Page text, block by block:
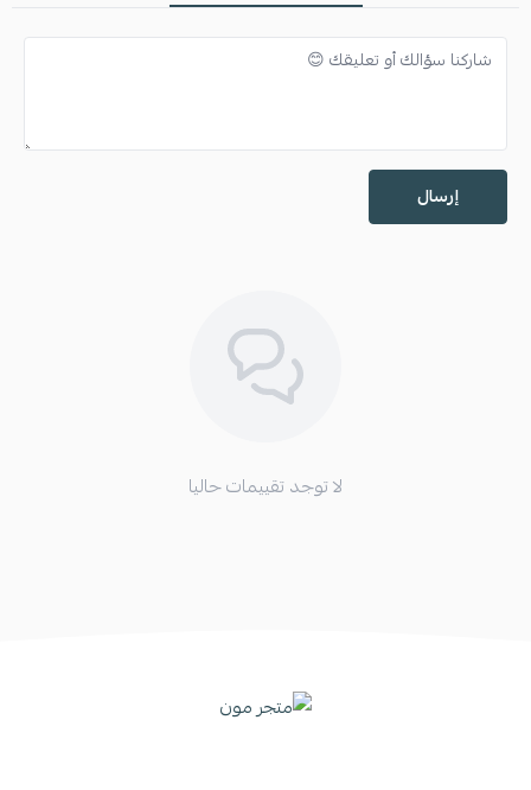
إرسال
لا توجد تقييمات حاليا